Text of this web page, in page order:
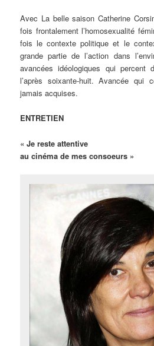
Avec La belle saison Catherine
fois frontalement l’homosexualité
fois le contexte politique et le
grande partie de l’action dans
avancées idéologiques qui percent
l’après soixante-huit. Avancée qui
jamais acquises.
ENTRETIEN
« Je reste attentive
au cinéma de mes consoeurs »